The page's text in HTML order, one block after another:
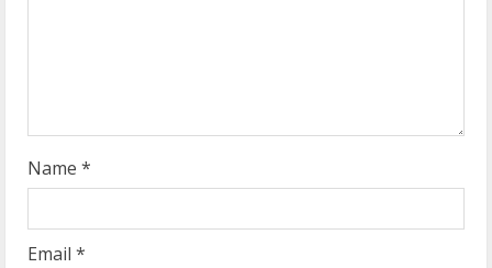
n
g
Name *
Email *